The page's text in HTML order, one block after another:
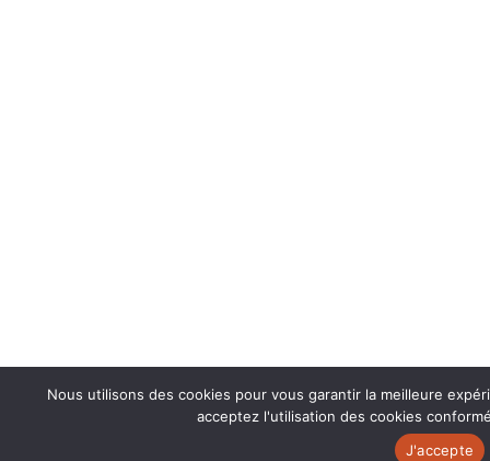
Nous utilisons des cookies pour vous garantir la meilleure
acceptez l'utilisation des cookies
J'accepte